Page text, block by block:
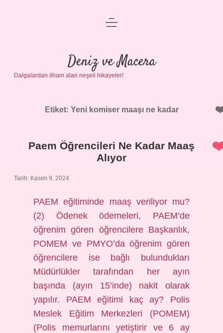
Anasayfa
Gizlilik Politikası
Yasal Uyarı
menüyü
Deniz ve Macera
Dalgalardan ilham alan neşeli hikayeler!
Etiket: Yeni komiser maaşı ne kadar
Paem Öğrencileri Ne Kadar Maaş
Alıyor
Tarih: Kasım 9, 2024
PAEM eğitiminde maaş veriliyor mu?
(2) Ödenek ödemeleri, PAEM’de
öğrenim gören öğrencilere Başkanlık,
POMEM ve PMYO’da öğrenim gören
öğrencilere ise bağlı bulundukları
Müdürlükler tarafından her ayın
başında (ayın 15’inde) nakit olarak
yapılır. PAEM eğitimi kaç ay? Polis
Meslek Eğitim Merkezleri (POMEM)
(Polis memurlarını yetiştirir ve 6 ay